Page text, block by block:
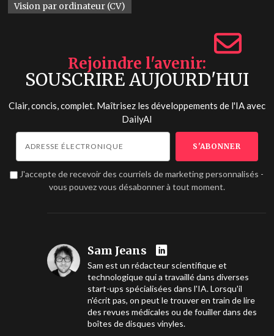
Vision par ordinateur (CV)
Rejoindre l'avenir
SOUSCRIRE AUJOURD'HUI
Clair, concis, complet. Maîtrisez les développements de l'IA avec
DailyAI
J'accepte de recevoir des courriels de marketing personnalisés -
vous pouvez vous désabonner à tout moment.
Sam Jeans
Sam est un rédacteur scientifique et
technologique qui a travaillé dans diverses
start-ups spécialisées dans l'IA. Lorsqu'il
n'écrit pas, on peut le trouver en train de lire
des revues médicales ou de fouiller dans des
boîtes de disques vinyles.